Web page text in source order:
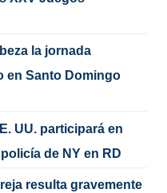
la jornada
en Santo Domingo
UU. participará en
de NY en RD
resulta gravemente